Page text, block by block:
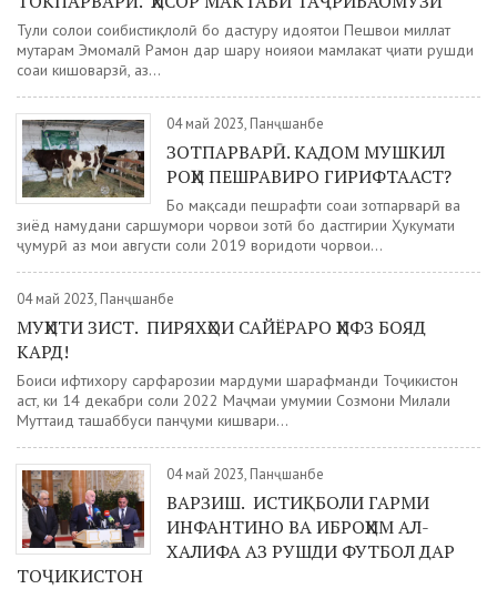
Тули солҳои соҳибистиқлолӣ бо дастуру ҳидоятҳои Пешвои миллат
муҳтарам Эмомалӣ Раҳмон дар шаҳру ноҳияҳои мамлакат ҷиҳати рушди
соҳаи кишоварзӣ, аз...
04 май 2023, Панҷшанбе
ЗОТПАРВАРӢ. КАДОМ МУШКИЛ
РОҲИ ПЕШРАВИРО ГИРИФТААСТ?
Бо мақсади пешрафти соҳаи зотпарварӣ ва
зиёд намудани саршумори чорвои зотӣ бо дастгирии Ҳукумати
ҷумҳурӣ аз моҳи августи соли 2019 воридоти чорвои...
04 май 2023, Панҷшанбе
МУҲИТИ ЗИСТ. ПИРЯХҲОИ САЙЁРАРО ҲИФЗ БОЯД
КАРД!
Боиси ифтихору сарфарозии мардуми шарафманди Тоҷикистон
аст, ки 14 декабри соли 2022 Маҷмаи умумии Созмони Милали
Муттаҳид ташаббуси панҷуми кишвари...
04 май 2023, Панҷшанбе
ВАРЗИШ. ИСТИҚБОЛИ ГАРМИ
ИНФАНТИНО ВА ИБРОҲИМ АЛ-
ХАЛИФА АЗ РУШДИ ФУТБОЛ ДАР
ТОҶИКИСТОН